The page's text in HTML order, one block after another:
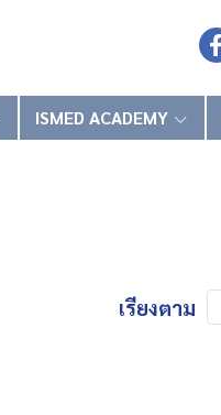
ISMED ACADEMY
เรียงตาม